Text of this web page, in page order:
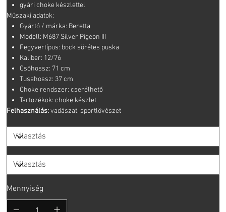
gyári choke készlettel
Műszaki adatok:
Gyártó / márka: Beretta
Modell: M687 Silver Pigeon III
Fegyvertípus: bock sörétes puska
Kaliber: 12/76
Csőhossz: 71 cm
Tusahossz: 37 cm
Choke rendszer: cserélhető
Tartozékok: choke készlet
Felhasználás:vadászat, sportlövészet
Mennyiség